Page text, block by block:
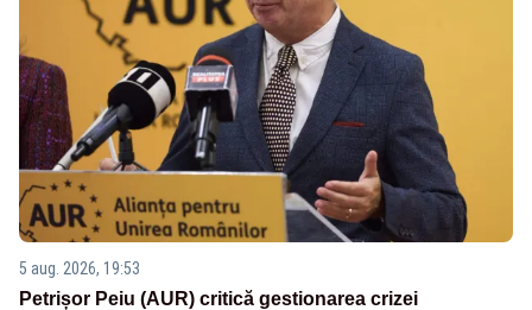
5 aug. 2026, 19:53
Petrișor Peiu (AUR) critică gestionarea crizei